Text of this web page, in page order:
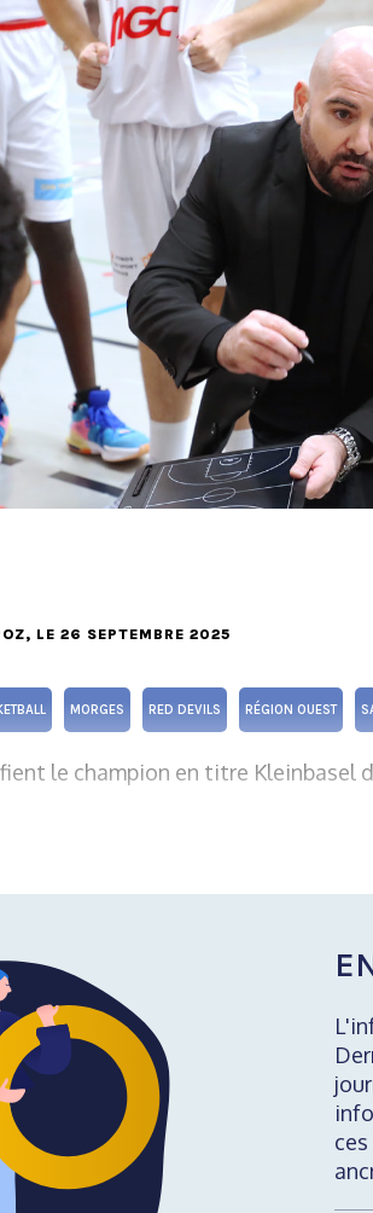
, LE 26 SEPTEMBRE 2025
MORGES RED DEVILS RÉGION OUEST
le champion en titre Kleinbasel